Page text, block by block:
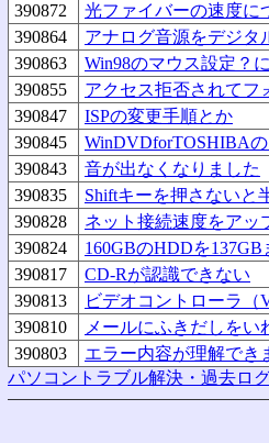
390872
光ファイバーの速度に
390864
アナログ音源をデジタ
390863
Win98のマウス設定？
390855
アクセス拒否されてフ
390847
ISPの変更手順とか
390845
WinDVDforTOSHIBA
390843
音が出なくなりました
390835
Shiftキーを押さないと
390828
ネット接続速度をアッ
390824
160GBのHDDを
390817
CD-Rが認識できない
390813
ビデオコントローラ
390810
メールにふきだしをい
390803
エラー内容が理解でき
パソコントラブル解決・過去ロ